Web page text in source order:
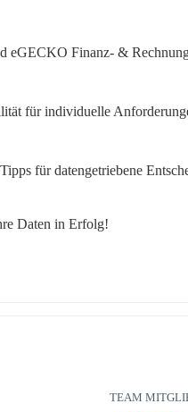
eGECKO Finanz- &
für individuelle
für datengetriebene
Daten in Erfolg!
TEAM